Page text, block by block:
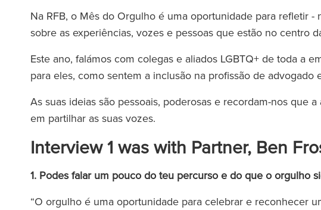
Na RFB, o Mês do Orgulho é uma oportunidade para refletir
sobre as experiências, vozes e pessoas que estão no centro
Este ano, falámos com colegas e aliados LGBTQ+ de toda a
para eles, como sentem a inclusão na profissão de advogado
As suas ideias são pessoais, poderosas e recordam-nos que
em partilhar as suas vozes.
Interview 1 was with Partner, Ben
1. Podes falar um pouco do teu percurso e do que o orgulho
“O orgulho é uma oportunidade para celebrar e reconhecer